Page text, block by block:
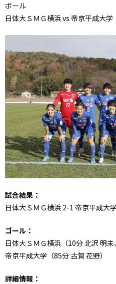
ボール
日体大ＳＭＧ横浜 vs 帝京平成大学
試合結果：
日体大ＳＭＧ横浜 2-1 帝京平成大学
ゴール：
日体大ＳＭＧ横浜（10分 北沢 明未
帝京平成大学（85分 古賀 花野）
詳細情報：